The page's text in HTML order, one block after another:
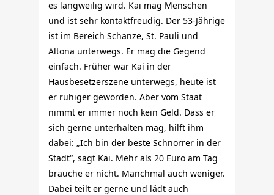
es langweilig wird. Kai mag Menschen
und ist sehr kontaktfreudig. Der 53-Jährige
ist im Bereich Schanze, St. Pauli und
Altona unterwegs. Er mag die Gegend
einfach. Früher war Kai in der
Hausbesetzerszene unterwegs, heute ist
er ruhiger geworden. Aber vom Staat
nimmt er immer noch kein Geld. Dass er
sich gerne unterhalten mag, hilft ihm
dabei: „Ich bin der beste Schnorrer in der
Stadt“, sagt Kai. Mehr als 20 Euro am Tag
brauche er nicht. Manchmal auch weniger.
Dabei teilt er gerne und lädt auch